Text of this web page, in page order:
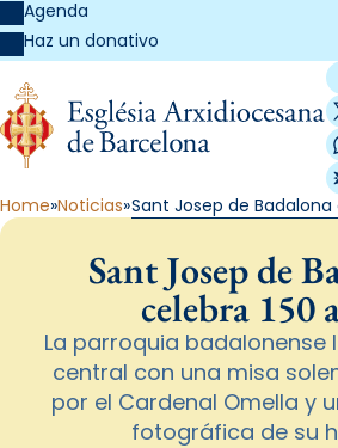
Agenda
Haz un donativo
Home Noticias Sant Josep de Badalona
Sant Josep de
celebra 150
La parroquia badalonense
central con una misa
por el Cardenal Omella y
fotográfica de su